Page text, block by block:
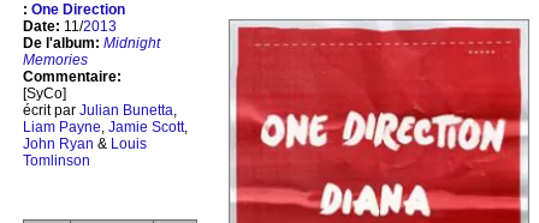
: One Direction
Date: 11/2013
De l'album: Midnight
Memories
Commentaire:
[SyCo]
écrit par Julian Bunetta,
Liam Payne, Jamie Scott,
John Ryan & Louis
Tomlinson